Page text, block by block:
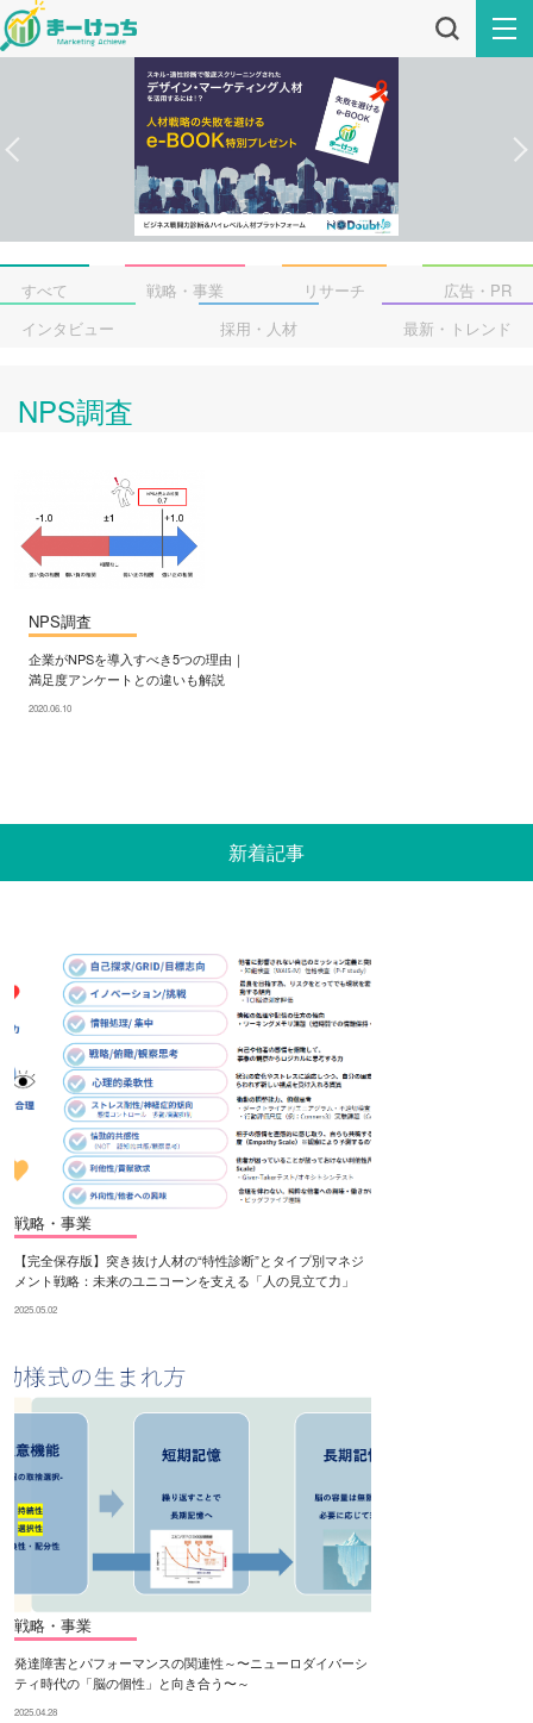
すべて 戦略・事業 リサーチ
広告・PR
インタビュー
採用・人材 最新・トレンド
NPS調査
NPS調査
企業がNPSを導入すべき5つの理由｜
満足度アンケートとの違いも解説
2020.06.10
新着記事
戦略・事業
【完全保存版】突き抜け人材の“特性診断”とタイプ別マネジ
メント戦略：未来のユニコーンを支える「人の見立て力」
2025.05.02
戦略・事業
発達障害とパフォーマンスの関連性～〜ニューロダイバーシ
ティ時代の「脳の個性」と向き合う〜～
2025.04.28